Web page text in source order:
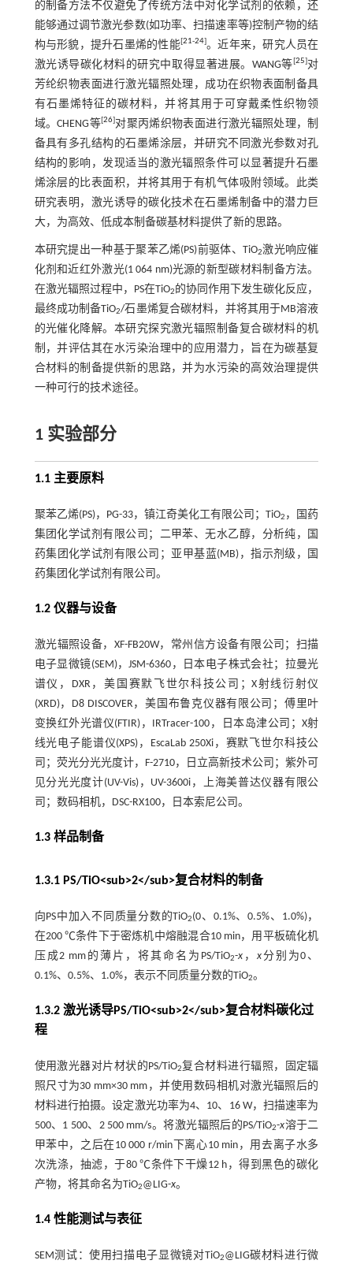
的制备方法不仅避免了传统方法中对化学试剂的依赖，还
能够通过调节激光参数(如功率、扫描速率等)控制产物的结
构与形貌，提升石墨烯的性能[ 21-24] 。近年来，研究人员在
激光诱导碳化材料的研究中取得显著进展。WANG等 25 对
芳纶织物表面进行激光辐照处理，成功在织物表面制备具
有石墨烯特征的碳材料，并将其用于可穿戴柔性织物领
域。CHENG等 [26 对聚丙烯织物表面进行激光辐照处理，制
备具有多孔结构的石墨烯涂层，并研究不同激光参数对孔
结构的影响，发现适当的激光辐照条件可以显著提升石墨
烯涂层的比表面积，并将其用于有机气体吸附领域。此类
研究表明，激光诱导的碳化技术在石墨烯制备中的潜力巨
大，为高效、低成本制备碳基材料提供了新的思路。
本研究提出一种基于聚苯乙烯(PS)前驱体、TiO2激光响应催
化剂和近红外激光(1 064 nm)光源的新型碳材料制备方法。
在激光辐照过程中，PS在TiO2的协同作用下发生碳化反应，
最终成功制备TiO2/石墨烯复合碳材料，并将其用于MB溶液
的光催化降解。本研究探究激光辐照制备复合碳材料的机
制，并评估其在水污染治理中的应用潜力，旨在为碳基复
合材料的制备提供新的思路，并为水污染的高效治理提供
一种可行的技术途径。
1 实验部分
1.1 主要原料
聚苯乙烯(PS)，PG-33，镇江奇美化工有限公司；TiO2 ，国药
集团化学试剂有限公司；二甲苯、无水乙醇，分析纯，国
药集团化学试剂有限公司；亚甲基蓝(MB)，指示剂级，国
药集团化学试剂有限公司。
1.2 仪器与设备
激光辐照设备，XF-FB20W，常州信方设备有限公司；扫描
电子显微镜(SEM)，JSM-6360，日本电子株式会社；拉曼光
谱仪，DXR，美国赛默飞世尔科技公司；X射线衍射仪
(XRD)，D8 DISCOVER，美国布鲁克仪器有限公司；傅里叶
变换红外光谱仪(FTIR)，IRTracer-100，日本岛津公司；X射
线光电子能谱仪(XPS)，EscaLab 250Xi，赛默飞世尔科技公
司；荧光分光光度计，F-2710，日立高新技术公司；紫外可
见分光光度计(UV-Vis)，UV-3600i，上海美普达仪器有限公
司；数码相机，DSC-RX100，日本索尼公司。
1.3 样品制备
1.3.1 PS/TiO<sub>2</sub>复合材料的制备
向PS中加入不同质量分数的TiO2(0、0.1%、0.5%、1.0%)，
在200 ℃条件下于密炼机中熔融混合10 min，用平板硫化机
压成2 mm的薄片，将其命名为PS/TiO2-x， x分别为0、
0.1%、0.5%、1.0%，表示不同质量分数的TiO2。
1.3.2 激光诱导PS/TiO<sub>2</sub>复合材料碳化过
程
使用激光器对片材状的PS/TiO2复合材料进行辐照，固定辐
照尺寸为30 mm×30 mm，并使用数码相机对激光辐照后的
材料进行拍摄。设定激光功率为4、10、16 W，扫描速率为
500、1 500、2 500 mm/s。将激光辐照后的PS/TiO2-x溶于二
甲苯中，之后在10 000 r/min下离心10 min，用去离子水多
次洗涤，抽滤，于80 ℃条件下干燥12 h，得到黑色的碳化
产物，将其命名为TiO2@LIG-x。
1.4 性能测试与表征
SEM测试：使用扫描电子显微镜对TiO2@LIG碳材料进行微